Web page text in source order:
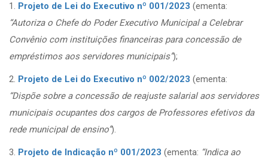
1. Projeto de Lei do Executivo nº 001/2023 (ementa:
“Autoriza o Chefe do Poder Executivo Municipal a Celebrar
Convênio com instituições financeiras para concessão de
empréstimos aos servidores municipais”);
2. Projeto de Lei do Executivo nº 002/2023 (ementa:
“Dispõe sobre a concessão de reajuste salarial aos servidores
municipais ocupantes dos cargos de Professores efetivos da
rede municipal de ensino”).
3. Projeto de Indicação nº 001/2023 (ementa: “Indica ao